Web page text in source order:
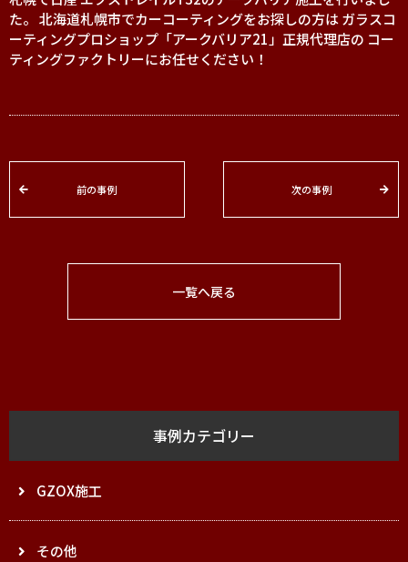
た。 北海道札幌市でカーコーティングをお探しの方は ガラスコ
ーティングプロショップ「アークバリア21」正規代理店の コー
ティングファクトリーにお任せください！
前の事例 次の事例
一覧へ戻る
事例カテゴリー
GZOX施工
その他